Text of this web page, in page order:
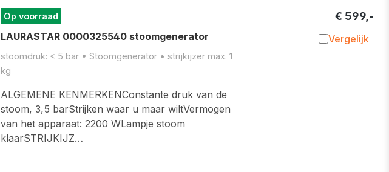
Op voorraad
LAURASTAR 0000325540 stoomgenerator
stoomdruk: < 5 bar • Stoomgenerator • strijkijzer max. 1
kg
ALGEMENE KENMERKENConstante druk van de
stoom, 3,5 barStrijken waar u maar wiltVermogen
van het apparaat: 2200 WLampje stoom
klaarSTRIJKIJZ…
€ 599,-
Vergelijk